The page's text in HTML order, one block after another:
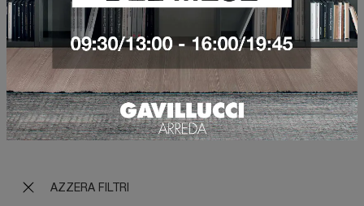
AZZERA FILTRI
VEDI DI PIÙ